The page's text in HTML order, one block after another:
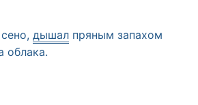
дышал пряным запахом
облака.